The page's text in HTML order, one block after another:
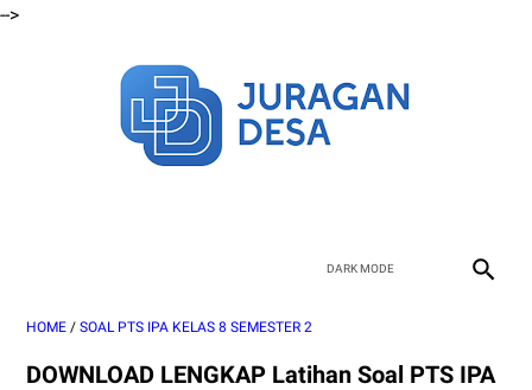
-->
HOME / SOAL PTS IPA KELAS 8 SEMESTER 2
DOWNLOAD LENGKAP Latihan Soal PTS IPA